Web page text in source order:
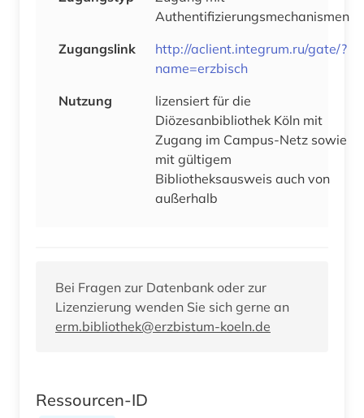
Authentifizierungsmechanismen
Zugangslink
http://aclient.integrum.ru/gate/?
name=erzbisch
Nutzung
lizensiert für die
Diözesanbibliothek Köln mit
Zugang im Campus-Netz sowie
mit gültigem
Bibliotheksausweis auch von
außerhalb
Bei Fragen zur Datenbank oder zur
Lizenzierung wenden Sie sich gerne an
erm.bibliothek@erzbistum-koeln.de
Ressourcen-ID